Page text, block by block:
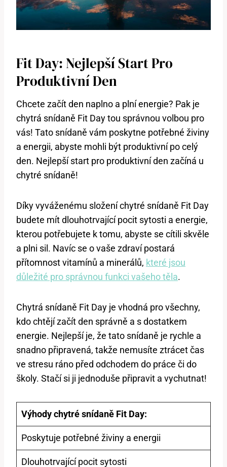
Fit Day: Nejlepší Start Pro
Produktivní Den
Chcete začít den naplno a plní energie? Pak je
chytrá snídaně Fit Day tou správnou volbou pro
vás! Tato snídaně vám poskytne potřebné živiny
a energii, abyste mohli být produktivní po celý
den. Nejlepší start pro produktivní den začíná u
chytré snídaně!
Díky vyváženému složení chytré snídaně Fit Day
budete mít dlouhotrvající pocit sytosti a energie,
kterou potřebujete k tomu, abyste se cítili skvěle
a plni sil. Navíc se o vaše zdraví postará
přítomnost vitamínů a minerálů, které jsou
důležité pro správnou funkci vašeho těla.
Chytrá snídaně Fit Day je vhodná pro všechny,
kdo chtějí začít den správně a s dostatkem
energie. Nejlepší je, že tato snídaně je rychle a
snadno připravená, takže nemusíte ztrácet čas
ve stresu ráno před odchodem do práce či do
školy. Stačí si ji jednoduše připravit a vychutnat!
Výhody chytré snídaně Fit Day:
Poskytuje potřebné živiny a energii
Dlouhotrvající pocit sytosti